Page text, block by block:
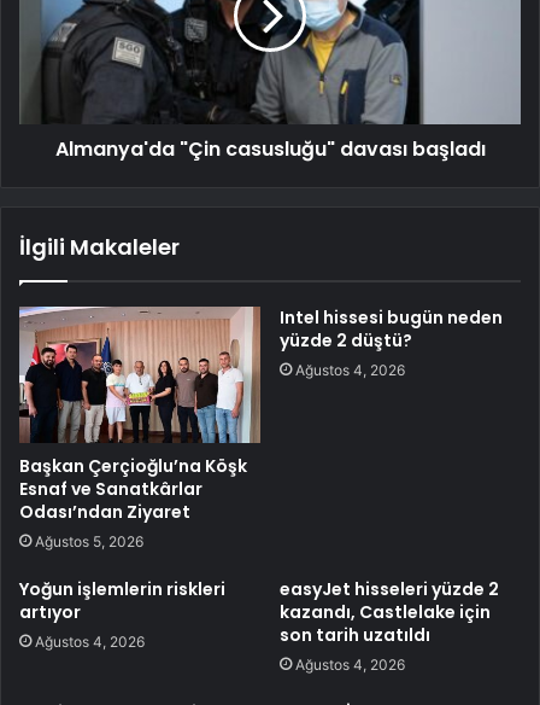
Almanya'da "Çin casusluğu" davası başladı
İlgili Makaleler
Başkan Çerçioğlu’na Köşk
Esnaf ve Sanatkârlar
Odası’ndan Ziyaret
Ağustos 5, 2026
Intel hissesi bugün neden
yüzde 2 düştü?
Ağustos 4, 2026
Yoğun işlemlerin riskleri
artıyor
Ağustos 4, 2026
easyJet hisseleri yüzde 2
kazandı, Castlelake için
son tarih uzatıldı
Ağustos 4, 2026